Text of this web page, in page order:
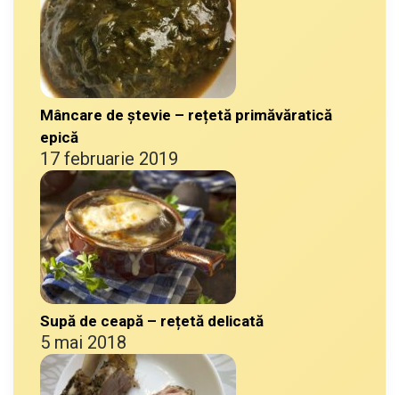
Mâncare de ștevie – rețetă primăvăratică
epică
17 februarie 2019
Supă de ceapă – rețetă delicată
5 mai 2018